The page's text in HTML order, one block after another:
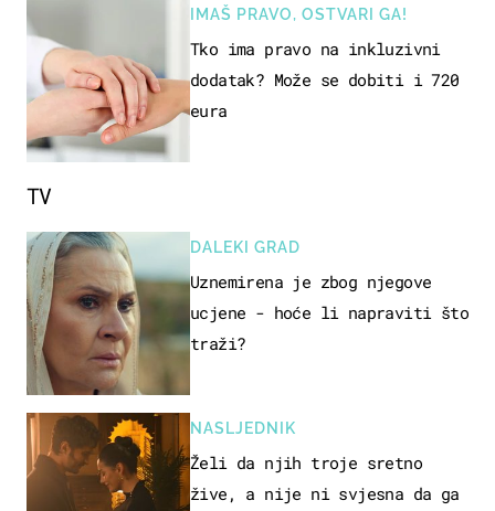
IMAŠ PRAVO, OSTVARI GA!
Tko ima pravo na inkluzivni
dodatak? Može se dobiti i 720
eura
TV
DALEKI GRAD
Uznemirena je zbog njegove
ucjene - hoće li napraviti što
traži?
NASLJEDNIK
Želi da njih troje sretno
žive, a nije ni svjesna da ga